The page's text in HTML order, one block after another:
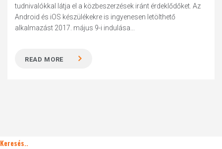
tudnivalókkal látja el a közbeszerzések iránt érdeklődőket. Az
Android és iOS készülékekre is ingyenesen letölthető
alkalmazást 2017. május 9-i indulása...
READ MORE
Keresés..